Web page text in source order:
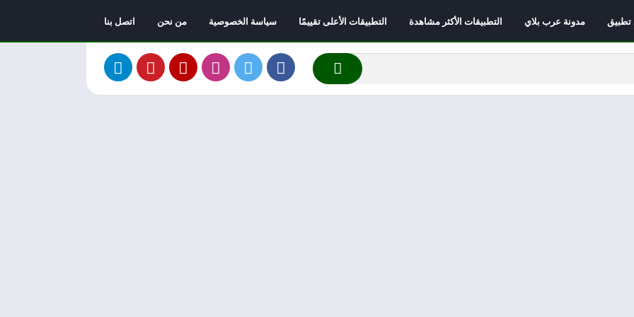
تطبيق مدونة عرب بلاي التطبيقات الأكثر مشاهدة التطبيقات الأعلى تقييمًا سياسة الخصوصية من نحن اتصل بنا